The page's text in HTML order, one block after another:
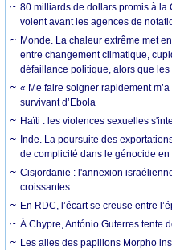
80 milliards de dollars promis à la
voient avant les agences de
Monde. La chaleur extrême met
entre changement climatique,
défaillance politique, alors que les
« Me faire soigner rapidement
survivant d’Ebola
Haïti : les violences sexuelles
Inde. La poursuite des
de complicité dans le génocide
Cisjordanie : l'annexion
croissantes
En RDC, l’écart se creuse entre
À Chypre, António Guterres tente
Les ailes des papillons Morpho